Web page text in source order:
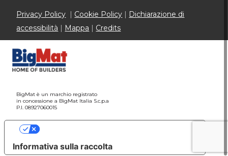
Privacy Policy Cookie Policy
Dichiarazione di
accessibilità
Mappa Credits
BigMat è un marchio registrato
in concessione a BigMat Italia S.c.p.a
P.I. 08927060015
Informativa sulla raccolta
Le tue preferenze relative alla privacy